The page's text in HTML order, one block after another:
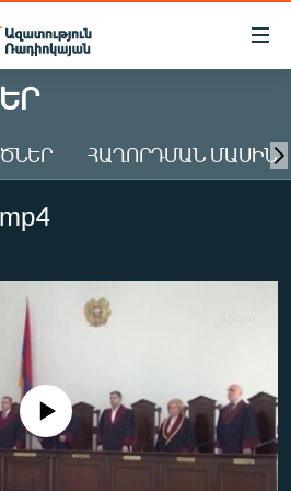
ՀԱՂՈՐԴՄԱՆ ՄԱՍԻՆ
currently available